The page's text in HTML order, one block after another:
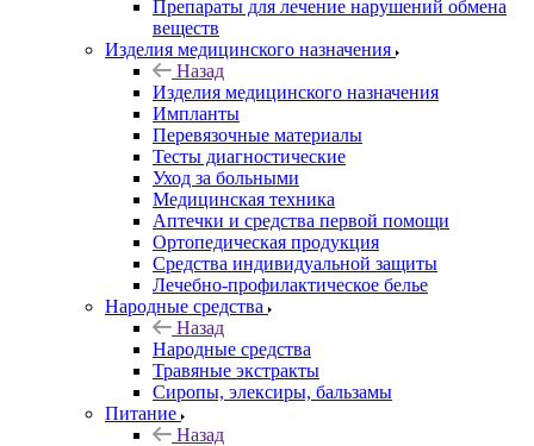
Препараты для лечение нарушений обмена
веществ
Изделия медицинского назначения
Назад
Изделия медицинского назначения
Импланты
Перевязочные материалы
Тесты диагностические
Уход за больными
Медицинская техника
Аптечки и средства первой помощи
Ортопедическая продукция
Средства индивидуальной защиты
Лечебно-профилактическое белье
Народные средства
Назад
Народные средства
Травяные экстракты
Сиропы, элексиры, бальзамы
Питание
Назад